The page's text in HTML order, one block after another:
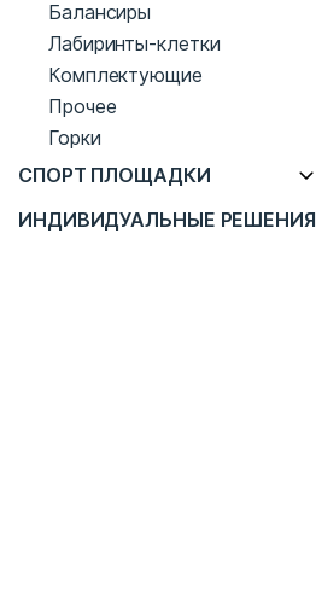
Балансиры
Лабиринты-клетки
Комплектующие
Прочее
Горки
СПОРТ ПЛОЩАДКИ
ИНДИВИДУАЛЬНЫЕ РЕШЕНИЯ